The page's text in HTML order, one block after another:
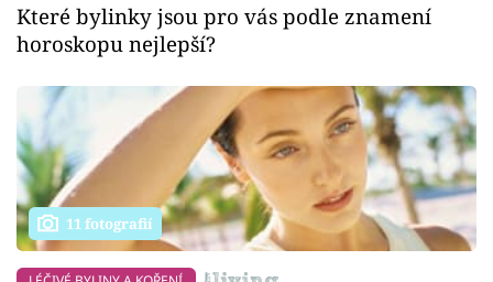
Které bylinky jsou pro vás podle znamení
horoskopu nejlepší?
11 fotografií